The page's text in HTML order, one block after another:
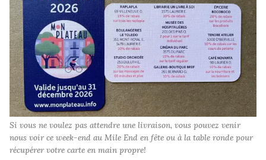
Si vous ne voulez pas attendre une livraison, vous pouvez venir
nous voir ce week-end au Mile End en fête ou à la table ronde pour
récupérer votre carte en main propre!